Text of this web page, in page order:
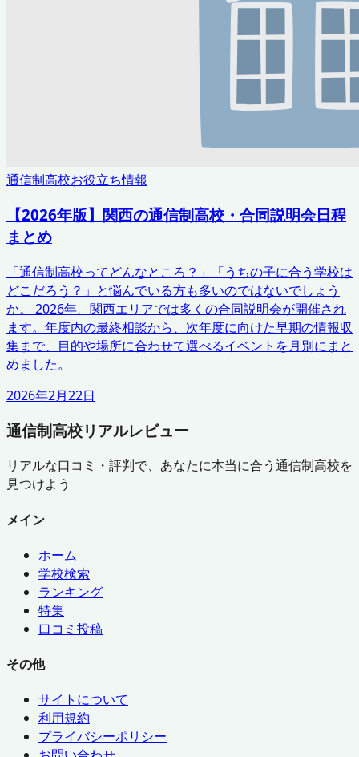
通信制高校お役立ち情報
【2026年版】関西の通信制高校・合同説明会日程
まとめ
「通信制高校ってどんなところ？」「うちの子に合う学校は
どこだろう？」と悩んでいる方も多いのではないでしょう
か。 2026年、関西エリアでは多くの合同説明会が開催され
ます。年度内の最終相談から、次年度に向けた早期の情報収
集まで、目的や場所に合わせて選べるイベントを月別にまと
めました。
2026年2月22日
通信制高校リアルレビュー
リアルな口コミ・評判で、あなたに本当に合う通信制高校を
見つけよう
メイン
ホーム
学校検索
ランキング
特集
口コミ投稿
その他
サイトについて
利用規約
プライバシーポリシー